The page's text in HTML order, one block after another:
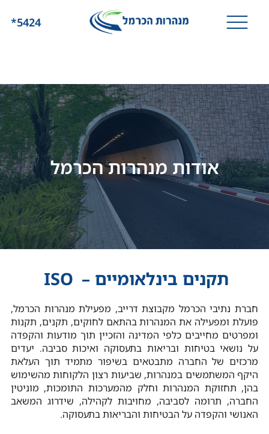
*5424
אודות מנהרות הכרמל
תקנים בינלאומיים – ISO
חברת נתיבי הכרמל מקבוצת דרייב, מפעילת מנהרות הכרמל,
פועלת ומפעילה את המנהרות בהתאם לחוקים, תקנים, תקנות
ומפרטים מחייבים כלפי המדינה והזכיין תוך מודעות והקפדה
על נושאי בטיחות ובריאות בתעסוקה ואיכות סביבה. יעדים
מרכזים של החברה מתבטאים בשיפור מתמיד תוך העלאת
היקף המשתמשים במנהרות, שביעות רצון הלקוחות מהשימוש
בהן, תחזוקת המנהרות וחלק מהמערכות התומכות, מוניטין
החברה, תרומה לסביבה, מחויבות לקהילה, שידרוג המשאב
האנושי והקפדה על הבטיחות והבריאות בתעסוקה.